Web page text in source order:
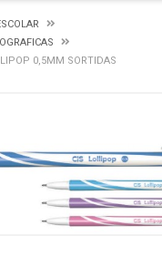
0,5MM SORTIDAS